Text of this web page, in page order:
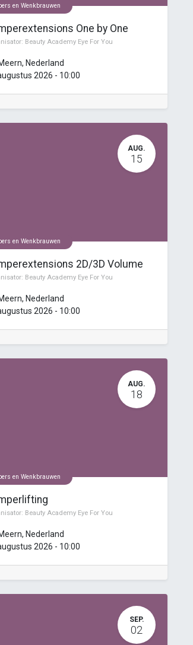
en Wenkbrauwen
One by One
Beauty Academy Eye For You
, Nederland
2026 - 10:00
AUG.
15
en Wenkbrauwen
2D/3D Volume
Beauty Academy Eye For You
, Nederland
2026 - 10:00
AUG.
18
en Wenkbrauwen
Beauty Academy Eye For You
, Nederland
2026 - 10:00
SEP.
02